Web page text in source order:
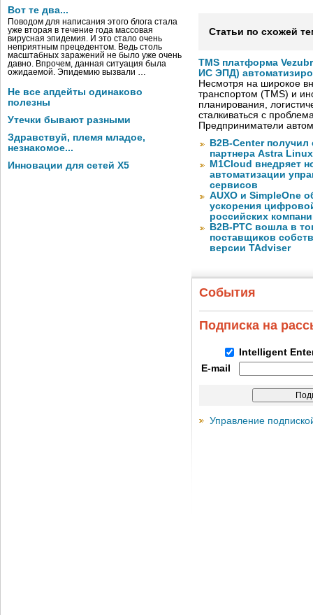
Вот те два...
Поводом для написания этого блога стала
уже вторая в течение года массовая
вирусная эпидемия. И это стало очень
неприятным прецедентом. Ведь столь
масштабных заражений не было уже очень
давно. Впрочем, данная ситуация была
ожидаемой. Эпидемию вызвали …
Не все апдейты одинаково
полезны
Утечки бывают разными
Здравствуй, племя младое,
незнакомое...
Инновации для сетей X5
Статьи по схожей
TMS платформа
ИС ЭПД)
Несмотря на широкое
транспортом (TMS) и
планирования,
сталкиваться с
Предприниматели
B2B-Center получил
партнера Astra Linux
M1Cloud внедряет
автоматизации
сервисов
AUXO и SimpleOne
ускорения
российских
B2B-РТС вошла в
поставщиков
версии TAdviser
События
Подписка на
Intelligent
E-mail
Управление